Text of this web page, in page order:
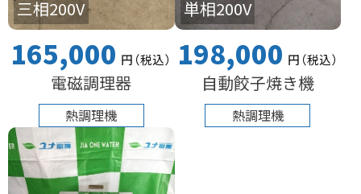
三相200V
165,000 円（税込）
電磁調理器
熱調理機
単相200V
198,000 円（税込）
自動餃子焼き機
熱調理機